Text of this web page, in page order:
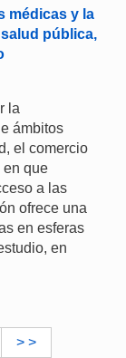
médicas y la
pública,
la
ámbitos
el comercio
en que
a las
ofrece una
en esferas
en
> >